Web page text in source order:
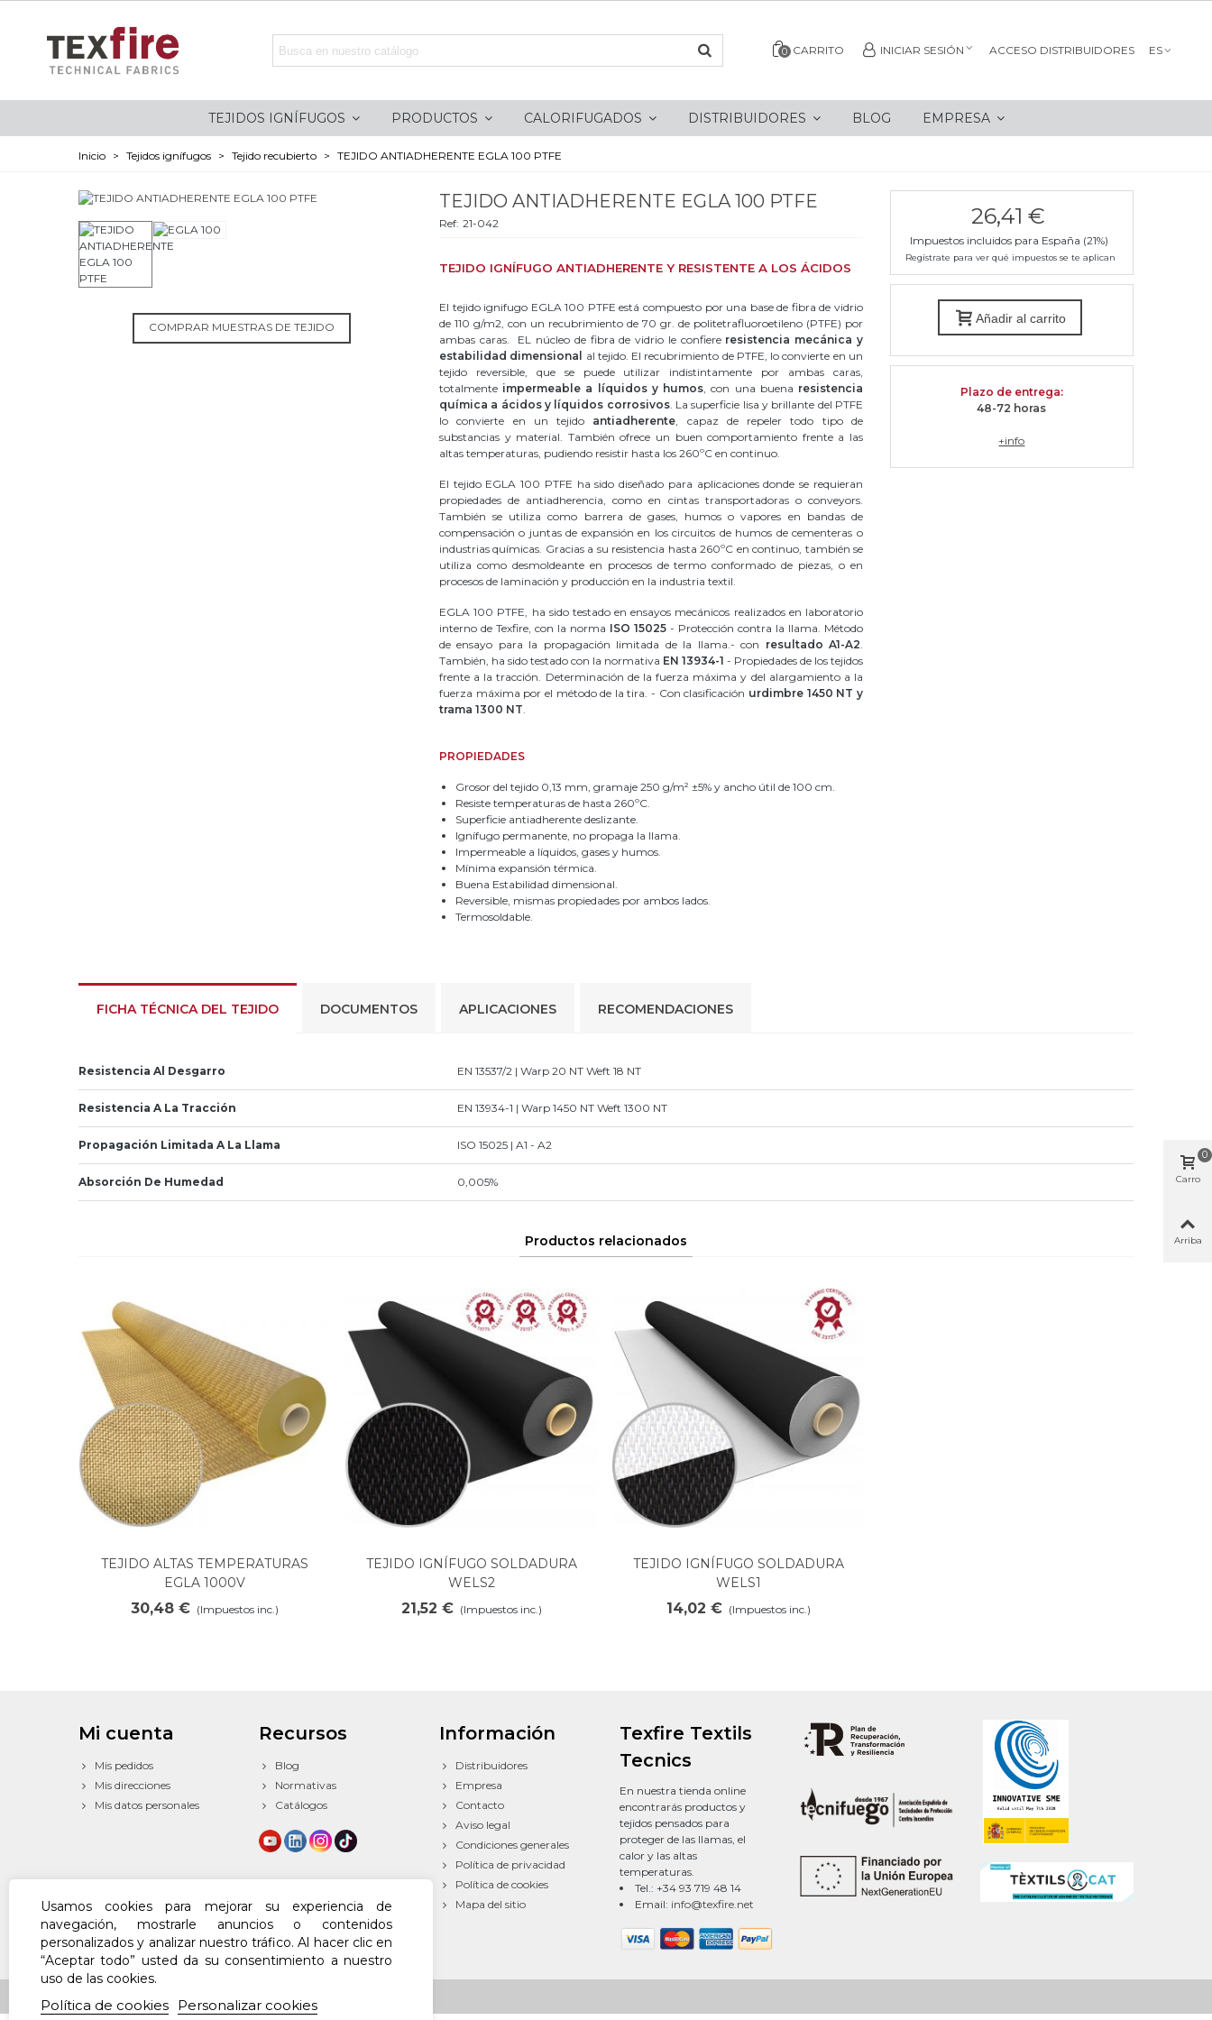
0 CARRITO INICIAR SESIÓN ACCESO DISTRIBUIDORES ES
Usamos cookies para mejorar su experiencia de
navegación, mostrarle anuncios o contenidos
personalizados y analizar nuestro tráfico. Al hacer clic en
“Aceptar todo” usted da su consentimiento a nuestro
uso de las cookies.
Política de cookies Personalizar cookies
TEJIDOS IGNÍFUGOS PRODUCTOS CALORIFUGADOS DISTRIBUIDORES BLOG EMPRESA
Inicio > Tejidos ignífugos > Tejido recubierto > TEJIDO ANTIADHERENTE EGLA 100 PTFE
COMPRAR MUESTRAS DE TEJIDO
TEJIDO ANTIADHERENTE EGLA 100 PTFE
Ref: 21-042
TEJIDO IGNÍFUGO ANTIADHERENTE Y RESISTENTE A LOS ÁCIDOS
El tejido ignifugo EGLA 100 PTFE está compuesto por una base de fibra de vidrio
de 110 g/m2, con un recubrimiento de 70 gr. de politetrafluoroetileno (PTFE) por
ambas caras. EL núcleo de fibra de vidrio le confiere resistencia mecánica y
estabilidad dimensional
al tejido. El recubrimiento de PTFE, lo convierte en un
tejido reversible, que se puede utilizar indistintamente por ambas caras,
totalmente impermeable a líquidos y humos, con una buena resistencia
química a ácidos y líquidos corrosivos. La superficie lisa y brillante del PTFE
lo convierte en un tejido antiadherente, capaz de repeler todo tipo de
substancias y material. También ofrece un buen comportamiento frente a las
altas temperaturas, pudiendo resistir hasta los 260ºC en continuo.
El tejido EGLA 100 PTFE ha sido diseñado para aplicaciones donde se requieran
propiedades de antiadherencia, como en cintas transportadoras o conveyors.
También se utiliza como barrera de gases, humos o vapores en bandas de
compensación o juntas de expansión en los circuitos de humos de cementeras o
industrias químicas. Gracias a su resistencia hasta 260ºC en continuo, también se
utiliza como desmoldeante en procesos de termo conformado de piezas, o en
procesos de laminación y producción en la industria textil.
EGLA 100 PTFE, ha sido testado en ensayos mecánicos realizados en laboratorio
interno de Texfire, con la norma ISO 15025- Protección contra la llama. Método
de ensayo para la propagación limitada de la llama.- con resultado A1-A2.
También, ha sido testado con la normativa EN 13934-1 - Propiedades de los tejidos
frente a la tracción. Determinación de la fuerza máxima y del alargamiento a la
fuerza máxima por el método de la tira. - Con clasificación urdimbre 1450 NT y
trama 1300 NT.
PROPIEDADES
Grosor del tejido 0,13 mm, gramaje 250 g/m² ±5% y ancho útil de 100 cm.
Resiste temperaturas de hasta 260ºC.
Superficie antiadherente deslizante.
Ignífugo permanente, no propaga la llama.
Impermeable a líquidos, gases y humos.
Mínima expansión térmica.
Buena Estabilidad dimensional.
Reversible, mismas propiedades por ambos lados.
Termosoldable.
26,41 €
Impuestos incluidos para España (21%)
Regístrate para ver qué impuestos se te aplican
Añadir al carrito
Plazo de entrega:
48-72 horas
+info
FICHA TÉCNICA DEL TEJIDO DOCUMENTOS APLICACIONES RECOMENDACIONES
Resistencia Al Desgarro EN 13537/2 | Warp 20 NT Weft 18 NT
Resistencia A La Tracción EN 13934-1 | Warp 1450 NT Weft 1300 NT
Propagación Limitada A La Llama ISO 15025 | A1 - A2
Absorción De Humedad 0,005%
Productos relacionados
Ver más
TEJIDO ALTAS TEMPERATURAS
EGLA 1000V
30,48 € (Impuestos inc.)
Ver más
TEJIDO IGNÍFUGO SOLDADURA
WELS2
21,52 € (Impuestos inc.)
Ver más
TEJIDO IGNÍFUGO SOLDADURA
WELS1
14,02 € (Impuestos inc.)
Mi cuenta
Mis pedidos
Mis direcciones
Mis datos personales
Recursos
Blog
Normativas
Catálogos
Información
Distribuidores
Empresa
Contacto
Aviso legal
Condiciones generales
Política de privacidad
Política de cookies
Mapa del sitio
Texfire Textils
Tecnics
En nuestra tienda online
encontrarás productos y
tejidos pensados para
proteger de las llamas, el
calor y las altas
temperaturas.
Tel.: +34 93 719 48 14
Email: info@texfire.net
Carro
0
Arriba